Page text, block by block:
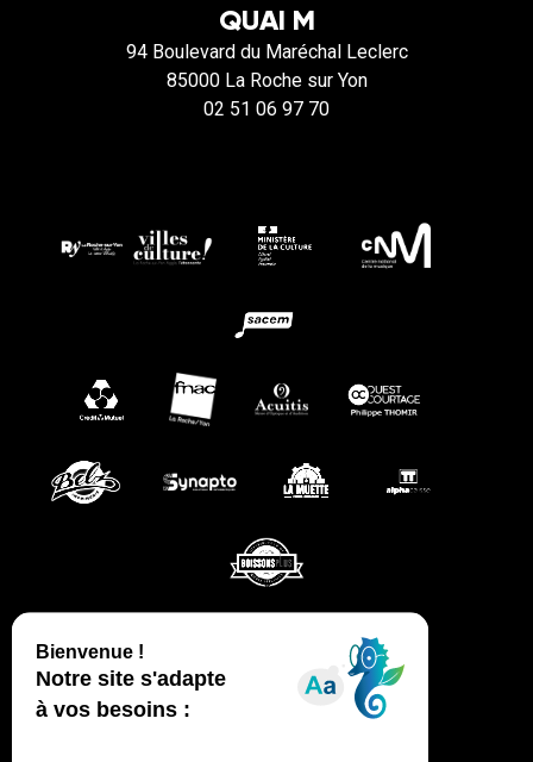
QUAI M
94 Boulevard du Maréchal Leclerc
85000 La Roche sur Yon
02 51 06 97 70